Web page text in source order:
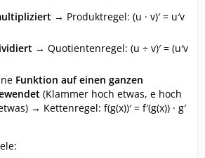
→ Produktregel: (u · v)′ = u′v
→ Quotientenregel: (u ÷ v)′ = (u′v
Funktion auf einen ganzen
(Klammer hoch etwas, e hoch
→ Kettenregel: f(g(x))′ = f′(g(x)) · g′